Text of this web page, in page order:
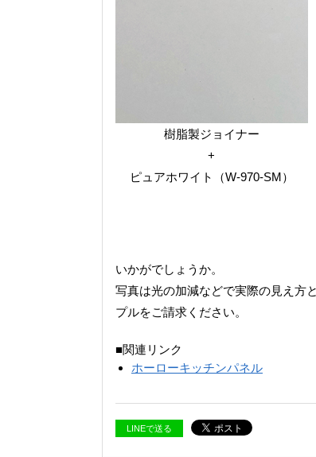
樹脂製ジョイナー
+
ピュアホワイト（W-970-SM）
いかがでしょうか。
写真は光の加減などで実際の見え方
プルをご請求ください。
■関連リンク
ホーローキッチンパネル
LINEで送る